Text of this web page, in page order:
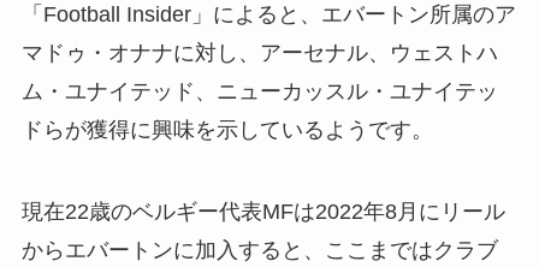
「Football Insider」によると、エバートン所属のア
マドゥ・オナナに対し、アーセナル、ウェストハ
ム・ユナイテッド、ニューカッスル・ユナイテッ
ドらが獲得に興味を示しているようです。
現在22歳のベルギー代表MFは2022年8月にリール
からエバートンに加入すると、ここまではクラブ